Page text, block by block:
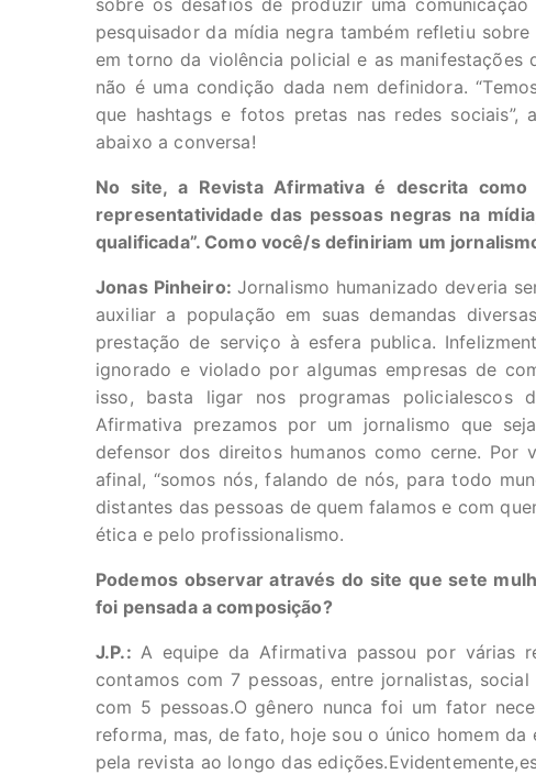
sobre os desafios de produzir uma
pesquisador da mídia negra também refletiu
em torno da violência policial e as manifestações
não é uma condição dada nem definidora.
que hashtags e fotos pretas nas redes sociais”,
abaixo a conversa!
No site, a Revista Afirmativa é descrita
representatividade das pessoas negras na
qualificada”. Como você/s definiriam um
Jonas Pinheiro: Jornalismo humanizado deveria
auxiliar a população em suas demandas
prestação de serviço à esfera publica.
ignorado e violado por algumas empresas de
isso, basta ligar nos programas policialescos
Afirmativa prezamos por um jornalismo que
defensor dos direitos humanos como cerne.
afinal, “somos nós, falando de nós, para todo
distantes das pessoas de quem falamos e com
ética e pelo profissionalismo.
Podemos observar através do site que sete
foi pensada a composição?
J.P.: A equipe da Afirmativa passou por várias
contamos com 7 pessoas, entre jornalistas,
com 5 pessoas.O gênero nunca foi um fator
reforma, mas, de fato, hoje sou o único homem
pela revista ao longo das